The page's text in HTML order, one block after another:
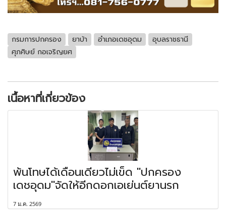
กรมการปกครอง ยาบ้า อำเภอเดชอุดม
อุบลราชธานี
ศุภศิษย์ กอเจริญยศ
เนื้อหาที่เกี่ยวข้อง
พ้นโทษได้เดือนเดียวไม่เข็ด "ปกครอง
เดชอุดม"จัดให้อีกดอกเอเย่นต์ยานรก
7 ม.ค. 2569